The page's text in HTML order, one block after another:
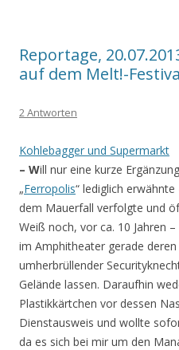
Reportage,
auf dem Melt!-
2 Antworten
Kohlebagger und Supermarkt
– Will nur eine kurze
„Ferropolis“ lediglich
dem Mauerfall verfolgte und
Weiß noch, vor ca. 10 Jahren
im Amphitheater gerade
umherbrüllender
Gelände lassen. Daraufhin
Plastikkärtchen vor dessen
Dienstausweis und wollte
da es sich bei mir um den